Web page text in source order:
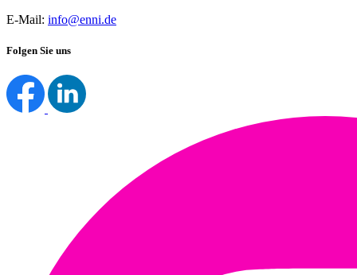
E-Mail: info@enni.de
Folgen Sie uns